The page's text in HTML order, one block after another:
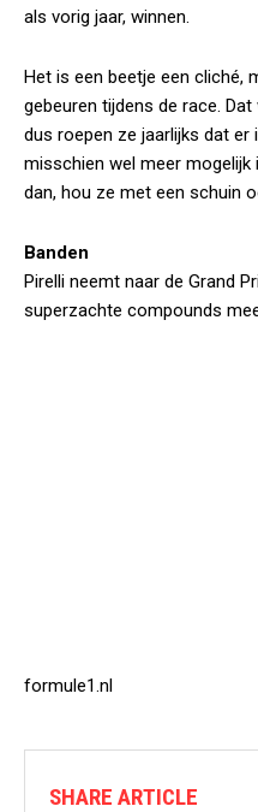
als vorig jaar, winnen.
Het is een beetje een cliché,
gebeuren tijdens de race.
dus roepen ze jaarlijks dat
misschien wel meer
dan, hou ze met een schuin
Banden
Pirelli neemt naar de Grand
superzachte compounds
formule1.nl
SHARE ARTICLE